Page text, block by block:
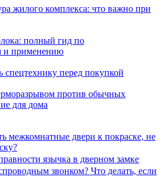
жилого комплекса: что важно при
полный гид по
и применению
спецтехнику перед покупкой
против обычных
для дома
межкомнатные двери к покраске, не
язычка в дверном замке
звонком? Что делать, если